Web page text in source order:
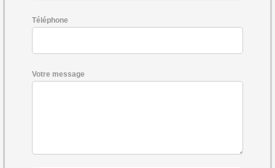
Téléphone
Votre message